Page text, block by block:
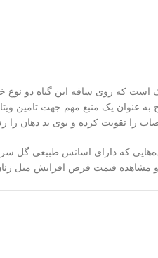
که روی ساقه این گیاه دو نوع
را تقویت کرده و بوی بد دهان را
دارد. از این رو افشرده‌هایی که دارای
مشاهده قیمت قرص افزایش میل